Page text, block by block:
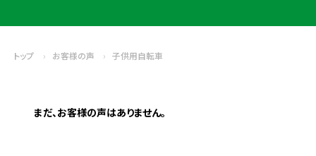
トップ › お客様の声 › 子供用自転車
まだ、お客様の声はありません。